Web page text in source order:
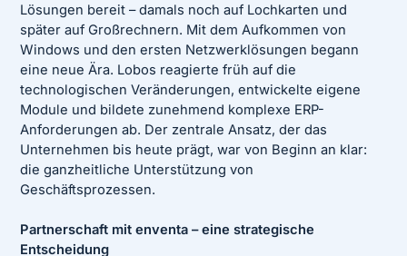
Lösungen bereit – damals noch auf Lochkarten und
später auf Großrechnern. Mit dem Aufkommen von
Windows und den ersten Netzwerklösungen begann
eine neue Ära. Lobos reagierte früh auf die
technologischen Veränderungen, entwickelte eigene
Module und bildete zunehmend komplexe ERP-
Anforderungen ab. Der zentrale Ansatz, der das
Unternehmen bis heute prägt, war von Beginn an klar:
die ganzheitliche Unterstützung von
Geschäftsprozessen.
Partnerschaft mit enventa – eine strategische
Entscheidung